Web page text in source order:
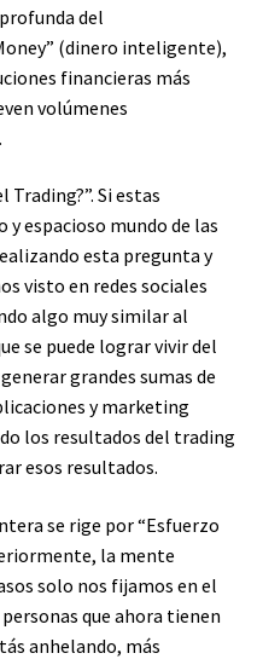
del
(dinero inteligente),
financieras más
volúmenes
Trading?”. Si estas
espacioso mundo de las
esta pregunta y
visto en redes sociales
algo muy similar al
se puede lograr vivir del
grandes sumas de
y marketing
los resultados del trading
esos resultados.
se rige por “Esfuerzo
la mente
solo nos fijamos en el
que ahora tienen
anhelando, más